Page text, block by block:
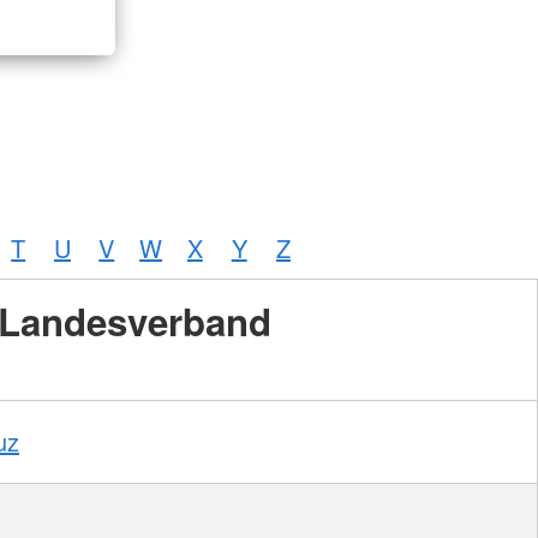
T U V W X Y Z